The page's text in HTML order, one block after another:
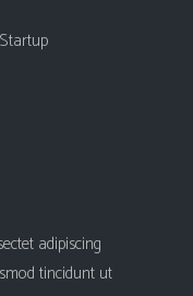
adipiscing
tincidunt ut